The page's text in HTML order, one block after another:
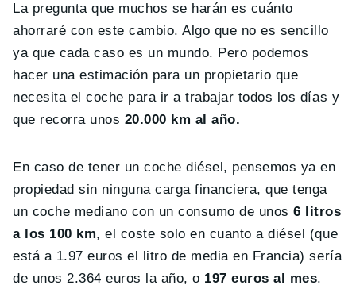
La pregunta que muchos se harán es cuánto
ahorraré con este cambio. Algo que no es sencillo
ya que cada caso es un mundo. Pero podemos
hacer una estimación para un propietario que
necesita el coche para ir a trabajar todos los días y
que recorra unos 20.000 km al año.
En caso de tener un coche diésel, pensemos ya en
propiedad sin ninguna carga financiera, que tenga
un coche mediano con un consumo de unos6 litros
a los 100 km, el coste solo en cuanto a diésel (que
está a 1.97 euros el litro de media en Francia) sería
de unos 2.364 euros la año, o 197 euros al mes.